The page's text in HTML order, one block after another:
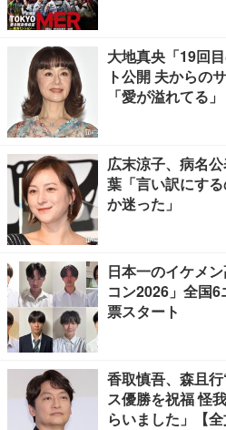
大地真央「19回
ト公開 夫からの
「愛が溢れてる
広末涼子、病名
葉「言い訳にす
か迷った」
日本一のイケメ
コン2026」全国
票スタート
香取慎吾、森且
ス優勝を祝福 怪
らいました」【全